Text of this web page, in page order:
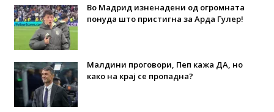
Во Мадрид изненадени од огромната
понуда што пристигна за Арда Гулер!
Малдини проговори, Пеп кажа ДА, но
како на крај се пропадна?